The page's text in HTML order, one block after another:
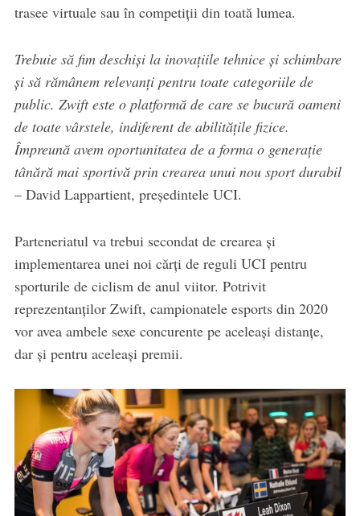
trasee virtuale sau în competiții din toată lumea.
Trebuie să fim deschiși la inovațiile tehnice și schimbare
și să rămânem relevanți pentru toate categoriile de
public. Zwift este o platformă de care se bucură oameni
de toate vârstele, indiferent de abilitățile fizice.
Împreună avem oportunitatea de a forma o generație
tânără mai sportivă prin crearea unui nou sport durabil
– David Lappartient, președintele UCI.
Parteneriatul va trebui secondat de crearea și
implementarea unei noi cărți de reguli UCI pentru
sporturile de ciclism de anul viitor. Potrivit
reprezentanților Zwift, campionatele esports din 2020
vor avea ambele sexe concurente pe aceleași distanțe,
dar și pentru aceleași premii.